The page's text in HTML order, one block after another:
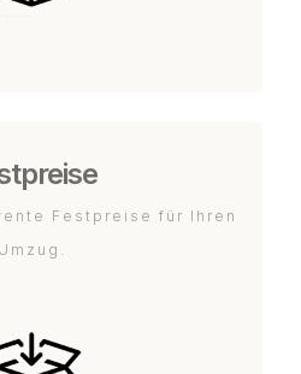
Festpreise für Ihren
Umzug.